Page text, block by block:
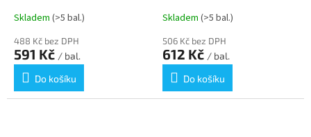
Skladem (>5 bal.)
488 Kč bez DPH
591 Kč / bal.
Do košíku
Skladem (>5 bal.)
506 Kč bez DPH
612 Kč / bal.
Do košíku